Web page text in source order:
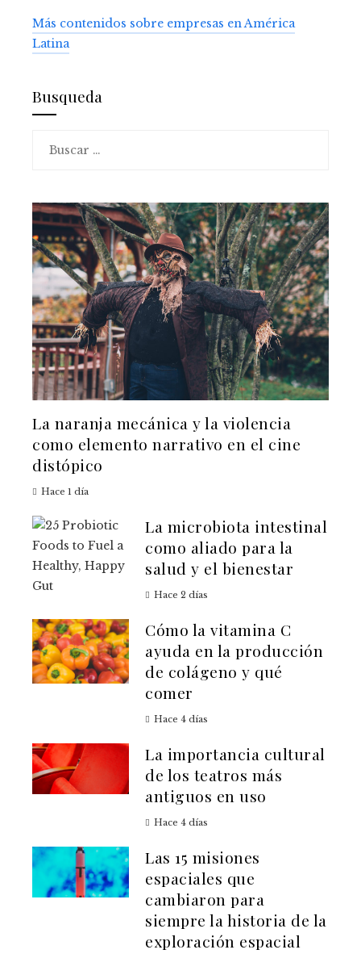
Más contenidos sobre empresas en América
Latina
Busqueda
La naranja mecánica y la violencia
como elemento narrativo en el cine
distópico
Hace 1 día
La microbiota intestinal
como aliado para la
salud y el bienestar
Hace 2 días
Cómo la vitamina C
ayuda en la producción
de colágeno y qué
comer
Hace 4 días
La importancia cultural
de los teatros más
antiguos en uso
Hace 4 días
Las 15 misiones
espaciales que
cambiaron para
siempre la historia de la
exploración espacial